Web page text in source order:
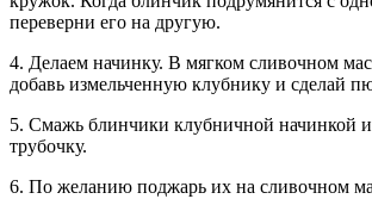
переверни его на другую.
4. Делаем начинку. В мягком сливочном
добавь измельченную клубнику и сделай
5. Смажь блинчики клубничной начинкой
трубочку.
6. По желанию поджарь их на сливочном